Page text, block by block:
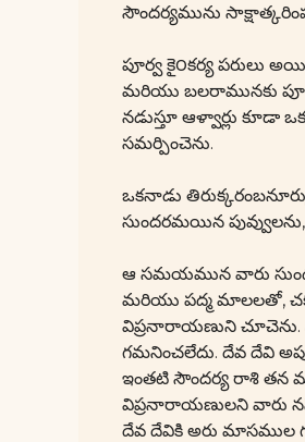
సౌందర్యమును
పూర్వ కై౦కర్య పరులు
మరియు బలరామునకు
నడుస్తూ ఆళ్వార్లు కూడా
సమర్పించెను.
ఒకనాడు
సుందరమయిన
ఆ సమయమున వారు
మరియు పద్మ మాలలతో,
విప్రనారాయణుని చూచెను.
గమనించలేదు. దేవ దేవి
ఇంతటి సౌందర్య రాశి తన
విప్రనారాయణులని వారు
దేవ దేవికి అరు మాసముల